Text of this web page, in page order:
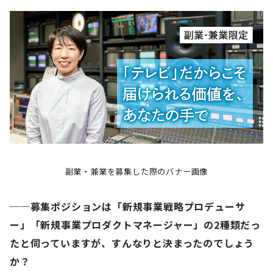
副業・兼業を募集した際のバナー画像
──募集ポジションは「新規事業戦略プロデューサ
ー」「新規事業プロダクトマネージャー」の2種類だっ
たと伺っていますが、すんなりと決まったのでしょう
か？